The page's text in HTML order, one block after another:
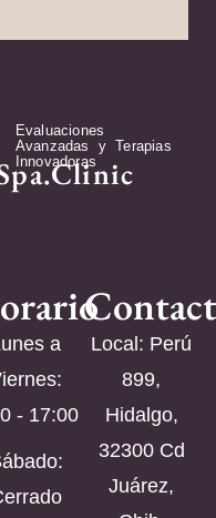
Evaluaciones
Avanzadas y Terapias
Innovadoras
a
- 17:00
Local: Perú
899,
Hidalgo,
32300 Cd
Juárez,